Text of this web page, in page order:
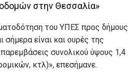
στην Θεσσαλία»
του ΥΠΕΣ προς δήμους
είναι και ουρές της
συνολικού ύψους 1,4
κτλ)», επεσήμανε.